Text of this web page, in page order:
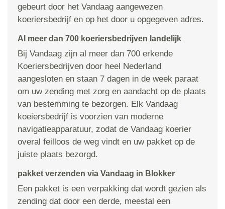
gebeurt door het Vandaag aangewezen
koeriersbedrijf en op het door u opgegeven adres.
Al meer dan 700 koeriersbedrijven landelijk
Bij Vandaag zijn al meer dan 700 erkende
Koeriersbedrijven door heel Nederland
aangesloten en staan 7 dagen in de week paraat
om uw zending met zorg en aandacht op de plaats
van bestemming te bezorgen. Elk Vandaag
koeiersbedrijf is voorzien van moderne
navigatieapparatuur, zodat de Vandaag koerier
overal feilloos de weg vindt en uw pakket op de
juiste plaats bezorgd.
pakket verzenden via Vandaag in Blokker
Een pakket is een verpakking dat wordt gezien als
zending dat door een derde, meestal een